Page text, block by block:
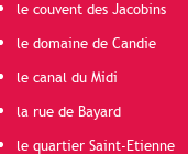
le couvent des Jacobins
le domaine de Candie
le canal du Midi
la rue de Bayard
le quartier Saint-Etienne